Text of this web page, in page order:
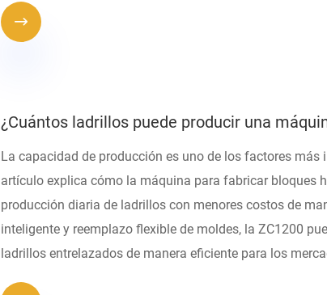

¿Cuántos ladrillos puede producir una
La capacidad de producción es uno de los factores
artículo explica cómo la máquina para fabricar bloques
producción diaria de ladrillos con menores costos de
inteligente y reemplazo flexible de moldes, la ZC1200
ladrillos entrelazados de manera eficiente para los